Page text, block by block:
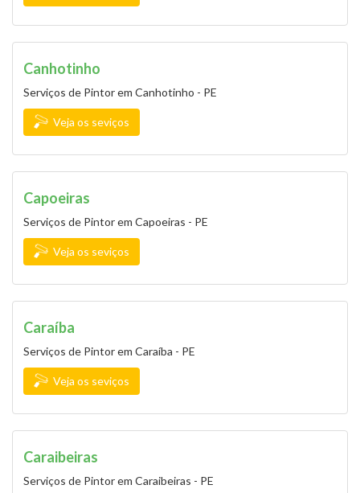
Canhotinho
Serviços de Pintor em Canhotinho - PE
Veja os seviços
Capoeiras
Serviços de Pintor em Capoeiras - PE
Veja os seviços
Caraíba
Serviços de Pintor em Caraíba - PE
Veja os seviços
Caraibeiras
Serviços de Pintor em Caraibeiras - PE